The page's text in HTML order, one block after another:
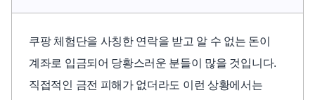
쿠팡 체험단을 사칭한 연락을 받고 알 수 없는 돈이
계좌로 입금되어 당황스러운 분들이 많을 것입니다.
직접적인 금전 피해가 없더라도 이런 상황에서는